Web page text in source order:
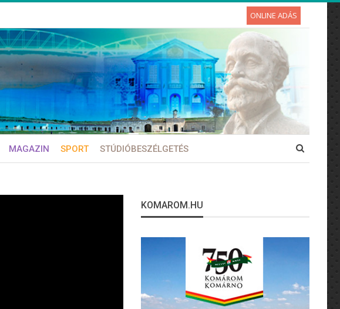
ONLINE ADÁS
MAGAZIN SPORT STÚDIÓBESZÉLGETÉS
KOMAROM.HU